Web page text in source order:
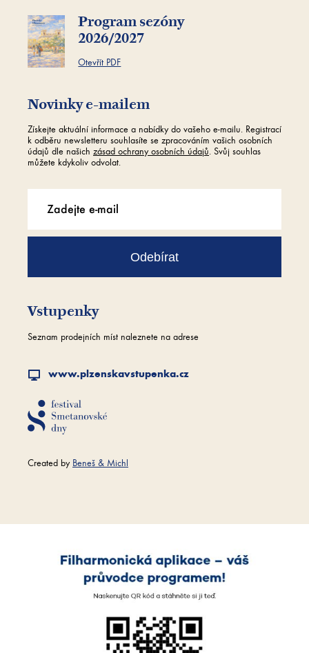
Program sezóny
2026/2027
Otevřít PDF
Novinky e-mailem
Získejte aktuální informace a nabídky do vašeho e-mailu. Registrací
k odběru newsletteru souhlasíte se zpracováním vašich osobních
údajů dle našich zásad ochrany osobních údajů. Svůj souhlas
můžete kdykoliv odvolat.
Odebírat
Vstupenky
Seznam prodejních míst naleznete na adrese
www.plzenskavstupenka.cz
Created by Beneš & Michl